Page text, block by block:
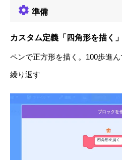
準備
カスタム定義「四角形を描く
ペンで正方形を描く。100歩進
繰り返す